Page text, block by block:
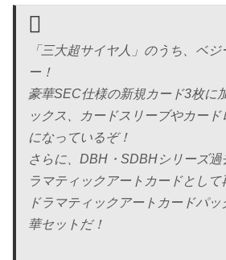
「三大超サイヤ人」のうち、ベ
ー！
豪華SEC仕様の新規カード3枚に
ックス、カードスリーブやカード
になっているぞ！
さらに、DBH・SDBHシリーズ
ラマティックアートカードとして
ドラマティックアートカードパ
華セットだ！